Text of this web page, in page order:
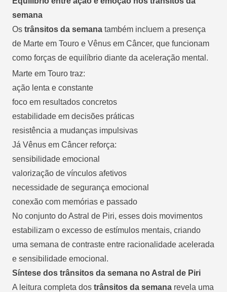
semana
Os trânsitos da semana também incluem a presença
de Marte em Touro e Vênus em Câncer, que funcionam
como forças de equilíbrio diante da aceleração mental.
Marte em Touro traz:
ação lenta e constante
foco em resultados concretos
estabilidade em decisões práticas
resistência a mudanças impulsivas
Já Vênus em Câncer reforça:
sensibilidade emocional
valorização de vínculos afetivos
necessidade de segurança emocional
conexão com memórias e passado
No conjunto do Astral de Piri, esses dois movimentos
estabilizam o excesso de estímulos mentais, criando
uma semana de contraste entre racionalidade acelerada
e sensibilidade emocional.
Síntese dos trânsitos da semana no Astral de Piri
A leitura completa dos trânsitos da semana revela uma